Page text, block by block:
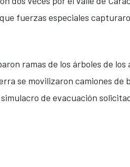
fuerzas especiales
ramas de los árboles de los
se movilizaron camiones de
de evacuación